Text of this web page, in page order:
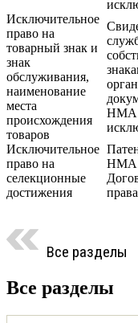
Исключительное
право на
товарный знак и
знак
обслуживания,
наименование
места
происхождения
товаров
НМА
Исключительное
право на
селекционные
достижения
НМА
права
Все разделы
Все разделы